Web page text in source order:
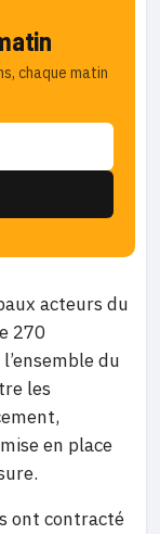
chaque matin
acteurs du
270
du
les
en place
ont contracté